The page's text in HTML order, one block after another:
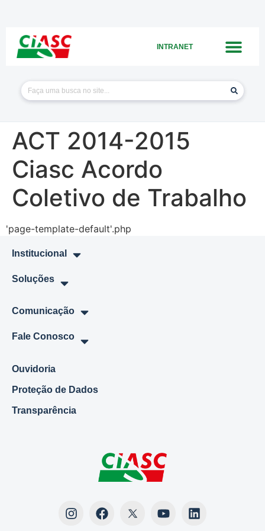
INTRANET
ACT 2014-2015
Ciasc Acordo
Coletivo de Trabalho
'page-template-default'.php
Institucional
Soluções
Comunicação
Fale Conosco
Ouvidoria
Proteção de Dados
Transparência